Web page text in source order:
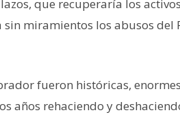
que recuperaría los
miramientos los abusos del
fueron históricas,
años rehaciendo y